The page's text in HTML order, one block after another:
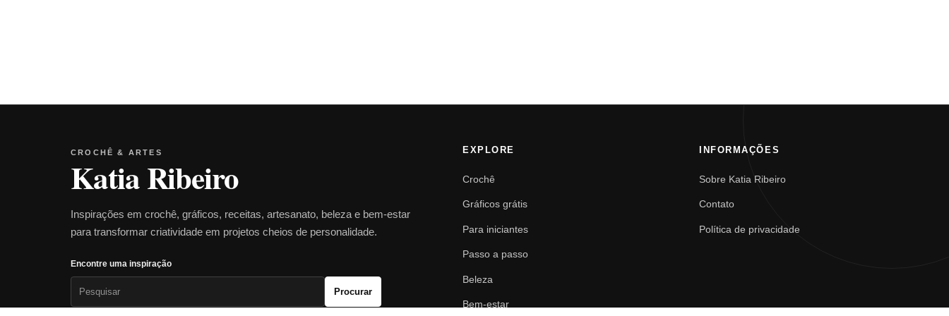
CROCHÊ & ARTES
Katia Ribeiro
Inspirações em crochê, gráficos, receitas, artesanato, beleza e bem-estar
para transformar criatividade em projetos cheios de personalidade.
Encontre uma inspiração
Procurar
EXPLORE
Crochê
Gráficos grátis
Para iniciantes
Passo a passo
Beleza
Bem-estar
INFORMAÇÕES
Sobre Katia Ribeiro
Contato
Política de privacidade